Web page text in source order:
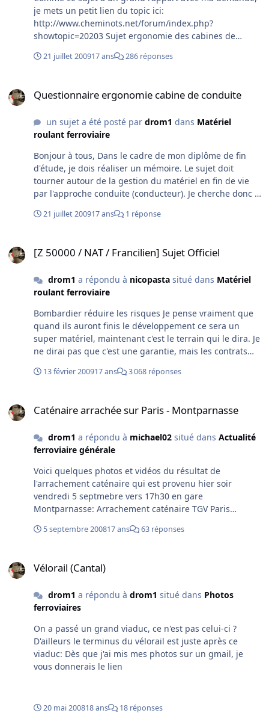
je mets un petit lien du topic ici:
http://www.cheminots.net/forum/index.php?
showtopic=20203 Sujet ergonomie des cabines de
21 juillet 200917 ans 286 réponses
Questionnaire ergonomie cabine de conduite
un sujet a été posté par drom1 dans Matériel
roulant ferroviaire
Bonjour à tous, Dans le cadre de mon diplôme de fin
d'étude, je dois réaliser un mémoire. Le sujet doit
tourner autour de la gestion du matériel en fin de vie
par l'approche conduite (conducteur). Je cherche donc à
petit ou gros..questionnaire en pièce jointe sur
me consacrer, mais c'est peut être des heures de pur
futuristes... L'adresse servant à me renvoyer le fichier
21 juillet 200917 ans 1 réponse
[Z 50000 / NAT / Francilien] Sujet Officiel
drom1 a répondu à nicopastasitué dans Matériel
roulant ferroviaire
Bombardier réduire les risques Je pense vraiment que
quand ils auront finis le développement ce sera un
super matériel, maintenant c'est le terrain qui le dira. Je
ne dirai pas que c'est une garantie, mais les contrats
a des demandes de secours...ce qui arrivera ça c'est sur.
croire au Zéro défauts...
13 février 200917 ans 3 068 réponses
Caténaire arrachée sur Paris - Montparnasse
drom1 a répondu à michael02situé dans Actualité
ferroviaire générale
Voici quelques photos et vidéos du résultat de
l'arrachement caténaire qui est provenu hier soir
vendredi 5 septmebre vers 17h30 en gare
Montparnasse: Arrachement caténaire TGV Paris
plus pour mieux voir les pantographes des deux TGV
5 septembre 200817 ans 63 réponses
Vélorail (Cantal)
drom1 a répondu à drom1 situé dans Photos
ferroviaires
On a passé un grand viaduc, ce n'est pas celui-ci ?
D'ailleurs le terminus du vélorail est juste après ce
viaduc: Dès que j'ai mis mes photos sur un gmail, je
vous donnerais le lien
20 mai 200818 ans 18 réponses